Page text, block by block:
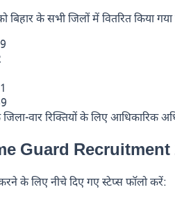
के सभी जिलों में वितरित किया
वार रिक्तियों के लिए आधिकारिक
Guard Recruitment
के लिए नीचे दिए गए स्टेप्स फॉलो करें: